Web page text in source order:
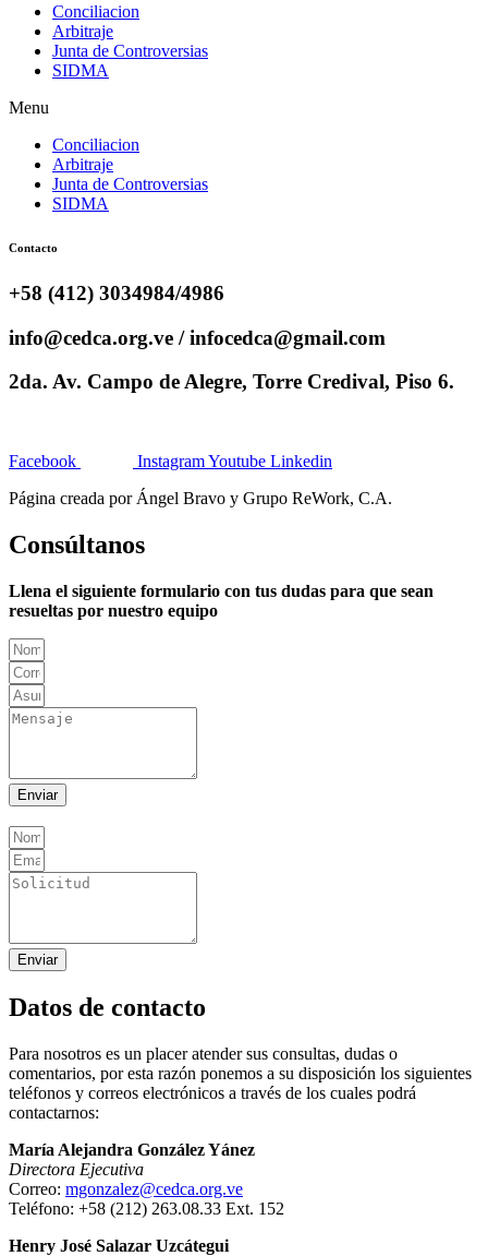
Conciliacion
Arbitraje
Junta de Controversias
SIDMA
Menu
Conciliacion
Arbitraje
Junta de Controversias
SIDMA
Contacto
+58 (412) 3034984/4986
info@cedca.org.ve / infocedca@gmail.com
2da. Av. Campo de Alegre, Torre Credival, Piso 6.
Facebook InstagramYoutube Linkedin
Página creada por Ángel Bravo y Grupo ReWork, C.A.
Consúltanos
Llena el siguiente formulario con tus dudas para que sean
resueltas por nuestro equipo
Enviar
Enviar
Datos de contacto
Para nosotros es un placer atender sus consultas, dudas o
comentarios, por esta razón ponemos a su disposición los siguientes
teléfonos y correos electrónicos a través de los cuales podrá
contactarnos:
María Alejandra González Yánez
Directora Ejecutiva
Correo: mgonzalez@cedca.org.ve
Teléfono: +58 (212) 263.08.33 Ext. 152
Henry José Salazar Uzcátegui